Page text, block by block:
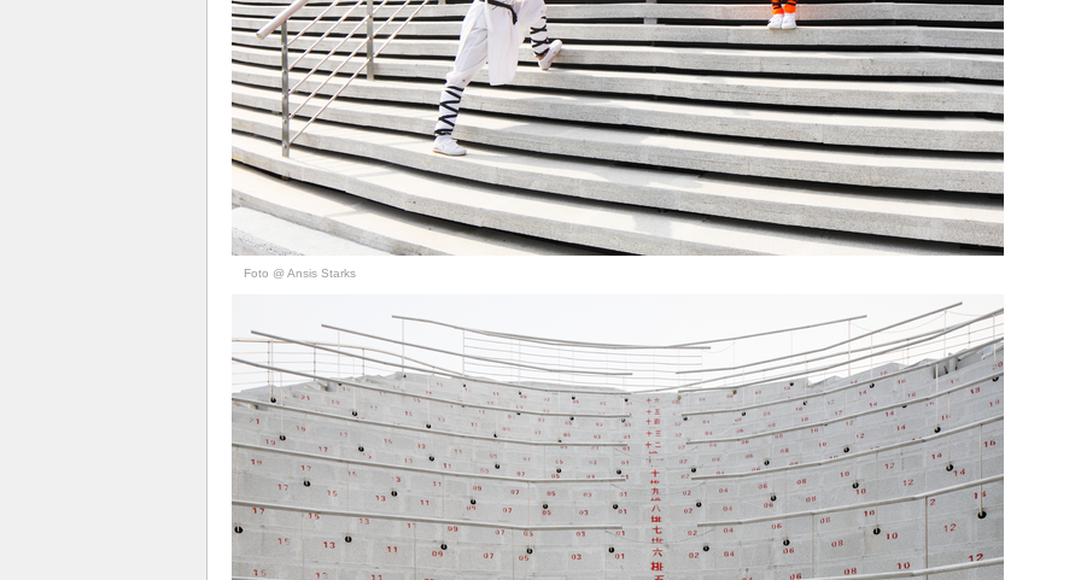
Foto @ Ansis Starks